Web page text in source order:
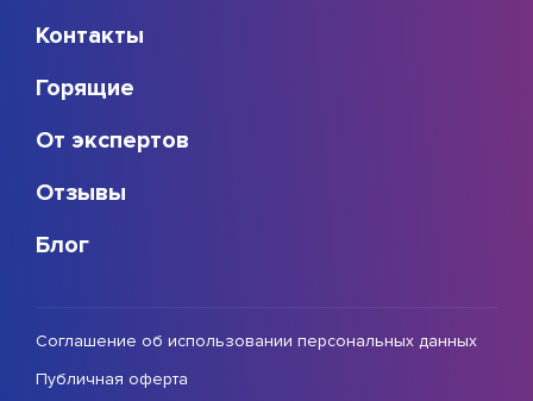
Контакты
Горящие
От экспертов
Отзывы
Блог
Соглашение об использовании персональных данных
Публичная оферта